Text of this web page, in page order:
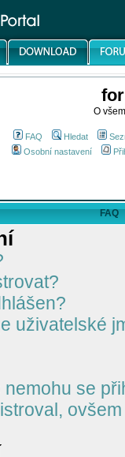
O
FAQ Hledat
Osobní nastavení
FAQ
uživatelské
se